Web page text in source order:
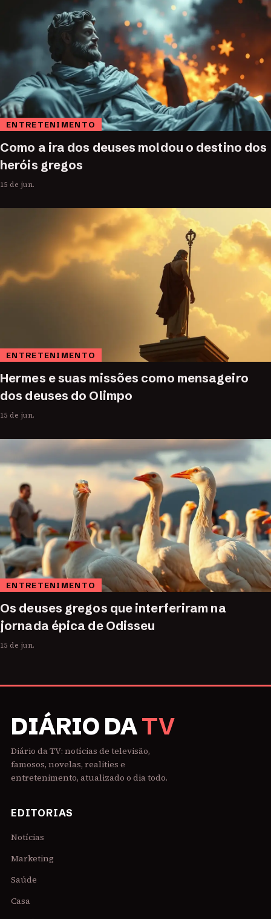
ENTRETENIMENTO
Como a ira dos deuses moldou o destino dos
heróis gregos
15 de jun.
ENTRETENIMENTO
Hermes e suas missões como mensageiro
dos deuses do Olimpo
15 de jun.
ENTRETENIMENTO
Os deuses gregos que interferiram na
jornada épica de Odisseu
15 de jun.
DIÁRIO DATV
Diário da TV: notícias de televisão,
famosos, novelas, realities e
entretenimento, atualizado o dia todo.
EDITORIAS
Notícias
Marketing
Saúde
Casa